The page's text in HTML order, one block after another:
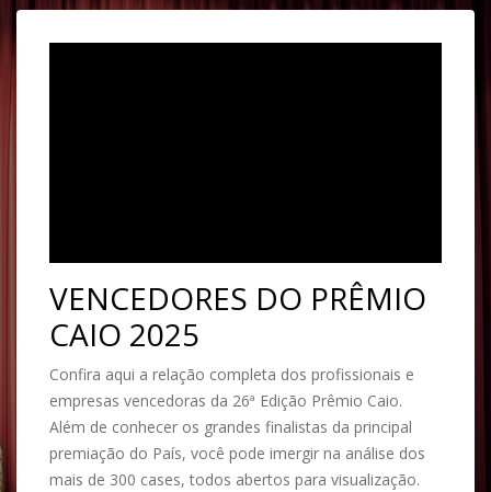
VENCEDORES DO PRÊMIO
CAIO 2025
Confira aqui a relação completa dos profissionais e
empresas vencedoras da 26ª Edição Prêmio Caio.
Além de conhecer os grandes finalistas da principal
premiação do País, você pode imergir na análise dos
mais de 300 cases, todos abertos para visualização.